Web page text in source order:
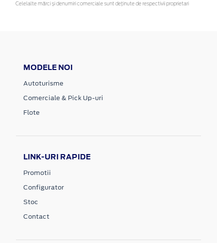
Celelalte mărci și denumiri comerciale sunt deținute de respectivii proprietari
MODELE NOI
Autoturisme
Comerciale & Pick Up-uri
Flote
LINK-URI RAPIDE
Promotii
Configurator
Stoc
Contact